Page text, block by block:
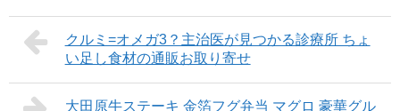
クルミ=オメガ3？主治医が見つかる診療所 ちょ
い足し食材の通販お取り寄せ
大田原牛ステーキ 金箔フグ弁当 マグロ 豪華グル